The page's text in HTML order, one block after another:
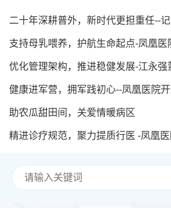
二十年深耕普外，新时代更担重任--
支持母乳喂养，护航生命起点-凤凰
优化管理架构，推进稳健发展-江永
健康进军营，拥军践初心--凤凰医院
助农瓜甜田间，关爱情暖病区
精进诊疗规范，聚力提质行医 -凤凰